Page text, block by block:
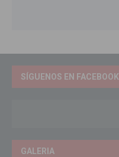
SÍGUENOS EN FACEBOOK
GALERIA